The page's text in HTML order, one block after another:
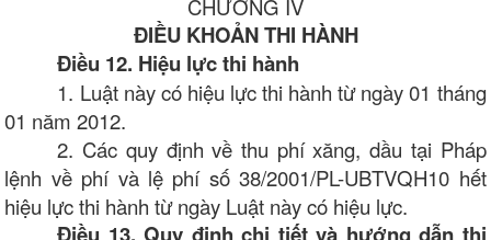
CHƯƠNG IV
ĐIỀU KHOẢN THI HÀNH
Điều 12. Hiệu lực thi hành
1. Luật này có hiệu lực thi hành từ ngày 01 tháng
01 năm 2012.
2. Các quy định về thu phí xăng, dầu tại Pháp
lệnh về phí và lệ phí số 38/2001/PL-UBTVQH10 hết
hiệu lực thi hành từ ngày Luật này có hiệu lực.
Điều 13. Quy định chi tiết và hướng dẫn thi